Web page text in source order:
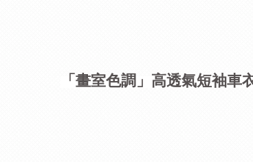
「畫室色調」高透氣短袖車